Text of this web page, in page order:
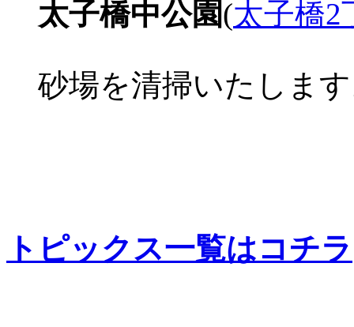
太子橋中公園(太子橋2
砂場を清掃いたしま
トピックス一覧はコチラ